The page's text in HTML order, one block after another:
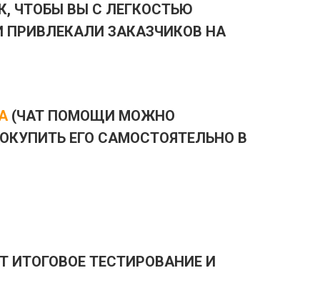
ЧТОБЫ ВЫ С ЛЕГКОСТЬЮ
ЗАКАЗЧИКОВ НА
(ЧАТ ПОМОЩИ МОЖНО
ЕГО САМОСТОЯТЕЛЬНО В
ИТОГОВОЕ ТЕСТИРОВАНИЕ И